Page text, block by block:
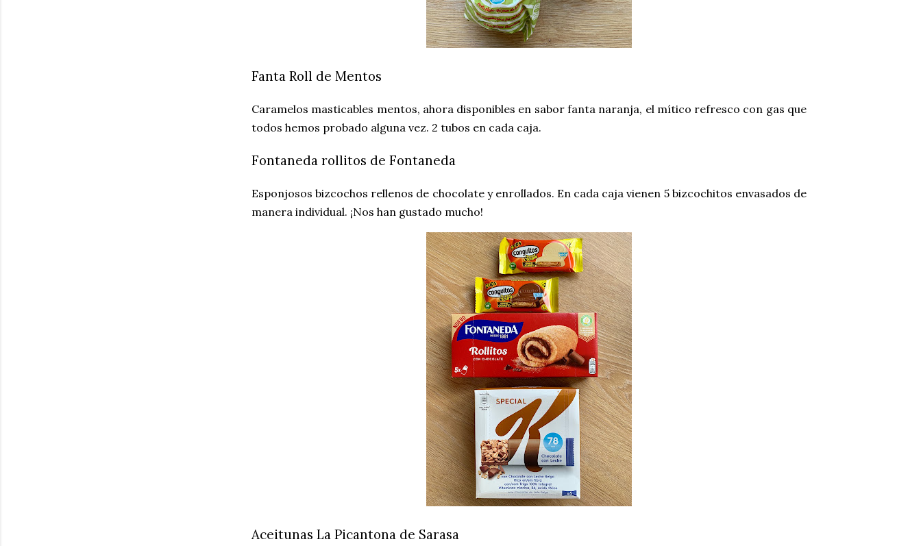
Fanta Roll de Mentos
Caramelos masticables mentos, ahora disponibles en sabor fanta naranja, el mítico refresco con gas que
todos hemos probado alguna vez. 2 tubos en cada caja.
Fontaneda rollitos de Fontaneda
Esponjosos bizcochos rellenos de chocolate y enrollados. En cada caja vienen 5 bizcochitos envasados de
manera individual. ¡Nos han gustado mucho!
Aceitunas La Picantona de Sarasa